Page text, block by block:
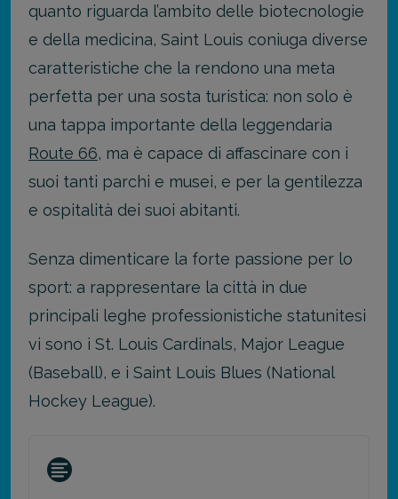
quanto riguarda l’ambito delle biotecnologie
e della medicina, Saint Louis coniuga diverse
caratteristiche che la rendono una meta
perfetta per una sosta turistica: non solo è
una tappa importante della leggendaria
Route 66, ma è capace di affascinare con i
suoi tanti parchi e musei, e per la gentilezza
e ospitalità dei suoi abitanti.
Senza dimenticare la forte passione per lo
sport: a rappresentare la città in due
principali leghe professionistiche statunitesi
vi sono i St. Louis Cardinals, Major League
(Baseball), e i Saint Louis Blues (National
Hockey League).